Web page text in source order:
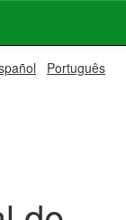
Português